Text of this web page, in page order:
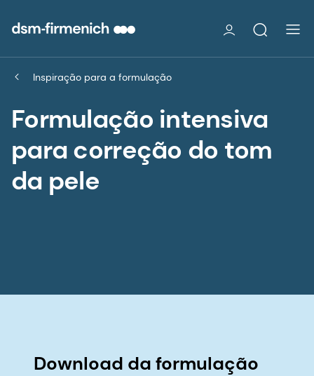
Inspiração para a formulação
Formulação intensiva
para correção do tom
da pele
Download da formulação